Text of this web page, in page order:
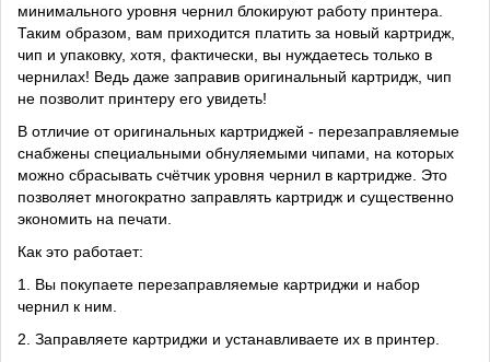
минимального уровня чернил блокируют работу принтера.
Таким образом, вам приходится платить за новый картридж,
чип и упаковку, хотя, фактически, вы нуждаетесь только в
чернилах! Ведь даже заправив оригинальный картридж, чип
не позволит принтеру его увидеть!
В отличие от оригинальных картриджей - перезаправляемые
снабжены специальными обнуляемыми чипами, на которых
можно сбрасывать счётчик уровня чернил в картридже. Это
позволяет многократно заправлять картридж и существенно
экономить на печати.
Как это работает:
1. Вы покупаете перезаправляемые картриджи и набор
чернил к ним.
2. Заправляете картриджи и устанавливаете их в принтер.